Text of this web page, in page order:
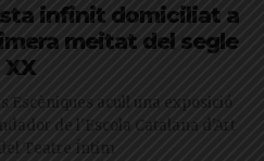
infinit domiciliat a
meitat del segle
XX
Escèniques acull una exposició
de l'Escola Catalana d'Art
Teatre Íntim